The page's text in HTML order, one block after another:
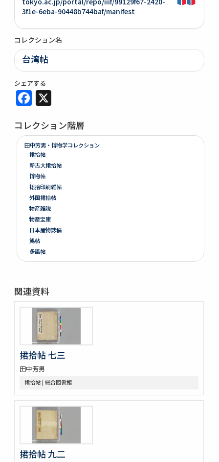
3f1e-6eba-90448b744baf/manifest
コレクション名
台湾帖
シェアする
Facebook
コレクション階層
田中芳男・博物学コレクション
捃拾帖
新古大捃拾帖
博物帖
捃拾印刷雑帖
外国捃拾帖
物産雑説
物産宝庫
日本産物誌稿
鯣帖
多識帖
明治六年墺國博覽會出品寫真帖
神都印刷帖附農業館掛図・絵
共進会並水産博覧会帖
繭絲織物陶漆器共進会帖
博物學寫眞圖
鳥類標本及寫眞圖
雀巣庵禽譜
隨観冩真 20巻 (存4巻)
蟲豸圖譜 (存2巻)
坤輿圖説
象志
鶴虱攷 1巻附聖恵方1巻醫方類聚撮鈔1巻
薩州産物録
搾油濫觴 1巻裏書1巻附考1巻
甘蔗記 1巻附1巻
関連資料
捃拾帖 七三
田中芳男
捃拾帖 | 総合図書館
捃拾帖 九二